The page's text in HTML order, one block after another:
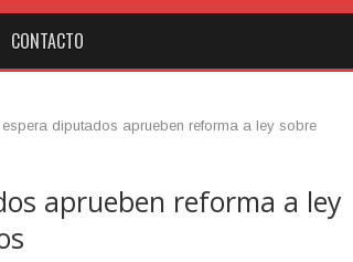
CONTACTO
espera diputados aprueben reforma a ley sobre
aprueben reforma a ley